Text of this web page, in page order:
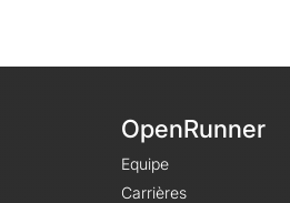
OpenRunner
Equipe
Carrières